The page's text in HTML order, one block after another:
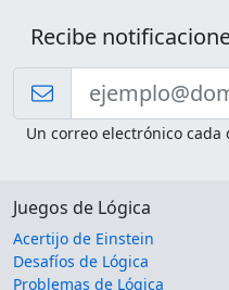
Recibe
Un correo electrónico cada
Juegos de Lógica
Acertijo de Einstein
Desafíos de Lógica
Problemas de Lógica